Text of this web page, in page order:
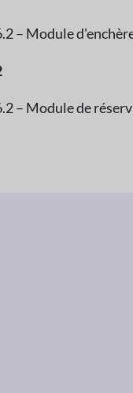
– Module
– Module de